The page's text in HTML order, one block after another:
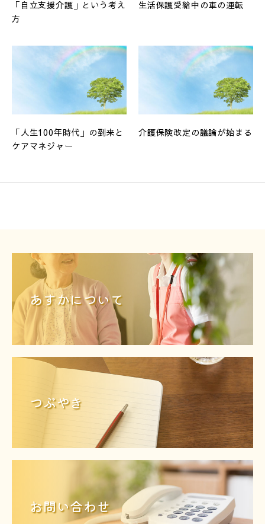
「自立支援介護」という考え
方
生活保護受給中の車の運転
「人生100年時代」の到来と
ケアマネジャー
介護保険改定の議論が始まる
あすかについて
つぶやき
お問い合わせ